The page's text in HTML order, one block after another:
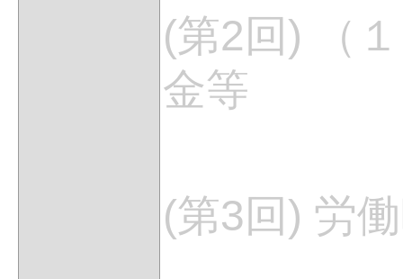
(第2回) （
金等
(第3回) 労